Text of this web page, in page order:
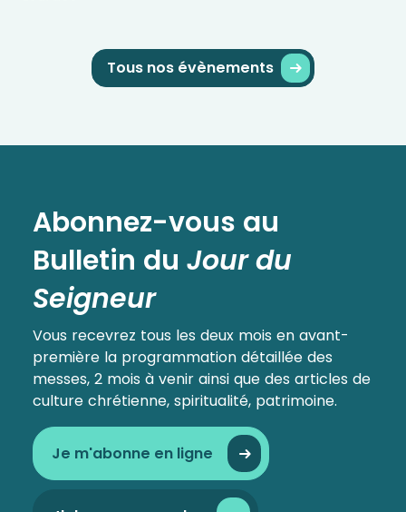
Tous nos évènements
Abonnez-vous au
Bulletin du Jour du
Seigneur
Vous recevrez tous les deux mois en avant-
première la programmation détaillée des
messes, 2 mois à venir ainsi que des articles de
culture chrétienne, spiritualité, patrimoine.
Je m'abonne en ligne